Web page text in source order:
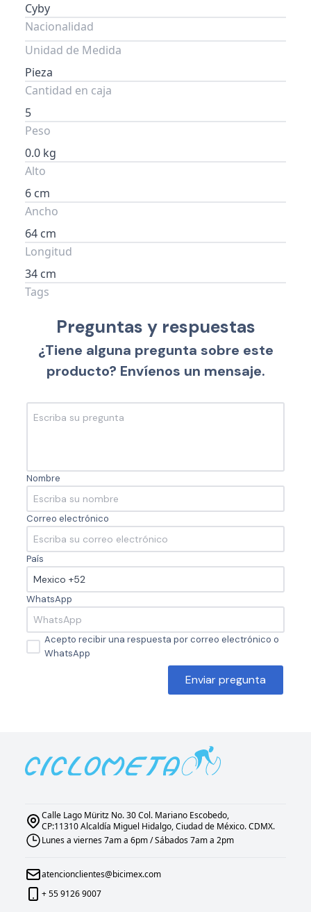
Cyby
Nacionalidad
Unidad de Medida
Pieza
Cantidad en caja
5
Peso
0.0 kg
Alto
6 cm
Ancho
64 cm
Longitud
34 cm
Tags
Preguntas y respuestas
¿Tiene alguna pregunta sobre este
producto? Envíenos un mensaje.
Nombre
Correo electrónico
País
WhatsApp
Acepto recibir una respuesta por correo electrónico o
WhatsApp
Enviar pregunta
Calle Lago Müritz No. 30 Col. Mariano Escobedo,
CP:11310 Alcaldía Miguel Hidalgo, Ciudad de México. CDMX.
Lunes a viernes 7am a 6pm / Sábados 7am a 2pm
atencionclientes@bicimex.com
+ 55 9126 9007